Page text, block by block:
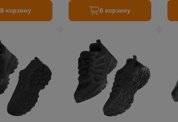
В корзину В корзину